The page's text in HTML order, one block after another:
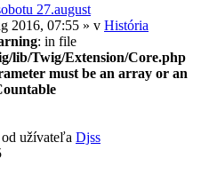
27.august
2016, 07:55 » v História
: in file
lib/Twig/Extension/Core.php
must be an array or an
od užívateľa Djss